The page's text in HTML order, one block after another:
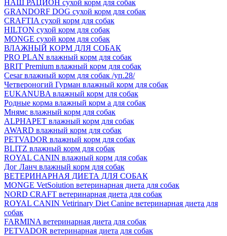
НАШ РАЦИОН сухой корм для собак
GRANDORF DOG сухой корм для собак
CRAFTIA сухой корм для собак
HILTON сухой корм для собак
MONGE сухой корм для собак
ВЛАЖНЫЙ КОРМ ДЛЯ СОБАК
PRO PLAN влажный корм для собак
BRIT Premium влажный корм для собак
Cesar влажный корм для собак /уп.28/
Четвероногий Гурман влажный корм для собак
EUKANUBA влажный корм для собак
Родные корма влажный корм а для собак
Мнямс влажный корм для собак
ALPHAPET влажный корм для собак
AWARD влажный корм для собак
PETVADOR влажный корм для собак
BLITZ влажный корм для собак
ROYAL CANIN влажный корм для собак
Дог Ланч влажный корм для собак
ВЕТЕРИНАРНАЯ ДИЕТА ДЛЯ СОБАК
MONGE VetSoiution ветеринарная диета для собак
NORD CRAFT ветеринарная диета для собак
ROYAL CANIN Vetirinary Diet Canine ветеринарная диета для
собак
FARMINA ветеринарная диета для собак
PETVADOR ветеринарная диета для собак